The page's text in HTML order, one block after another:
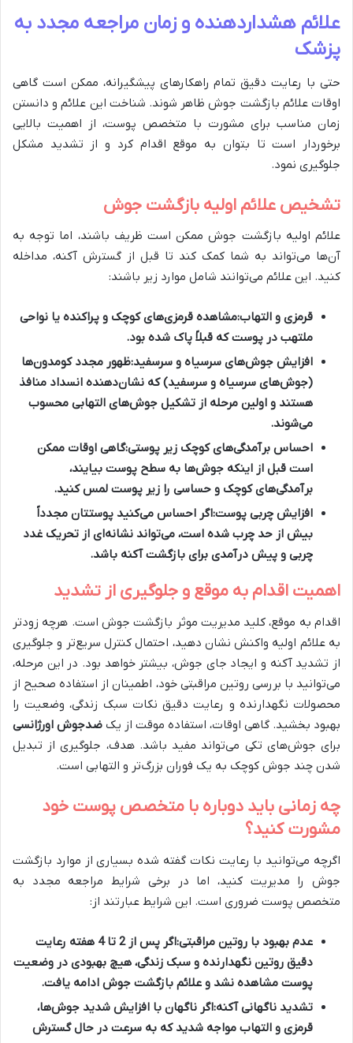
علائم هشداردهنده و زمان مراجعه مجدد به
پزشک
حتی با رعایت دقیق تمام راهکارهای پیشگیرانه، ممکن است گاهی
اوقات علائم بازگشت جوش ظاهر شوند. شناخت این علائم و دانستن
زمان مناسب برای مشورت با متخصص پوست، از اهمیت بالایی
برخوردار است تا بتوان به موقع اقدام کرد و از تشدید مشکل
جلوگیری نمود.
تشخیص علائم اولیه بازگشت جوش
علائم اولیه بازگشت جوش ممکن است ظریف باشند، اما توجه به
آن‌ها می‌تواند به شما کمک کند تا قبل از گسترش آکنه، مداخله
کنید. این علائم می‌توانند شامل موارد زیر باشند:
قرمزی و التهاب:مشاهده قرمزی‌های کوچک و پراکنده یا نواحی
ملتهب در پوست که قبلاً پاک شده بود.
افزایش جوش‌های سرسیاه و سرسفید:ظهور مجدد کومدون‌ها
(جوش‌های سرسیاه و سرسفید) که نشان‌دهنده انسداد منافذ
هستند و اولین مرحله از تشکیل جوش‌های التهابی محسوب
می‌شوند.
احساس برآمدگی‌های کوچک زیر پوستی:گاهی اوقات ممکن
است قبل از اینکه جوش‌ها به سطح پوست بیایند،
برآمدگی‌های کوچک و حساسی را زیر پوست لمس کنید.
افزایش چربی پوست:اگر احساس می‌کنید پوستتان مجدداً
بیش از حد چرب شده است، می‌تواند نشانه‌ای از تحریک غدد
چربی و پیش درآمدی برای بازگشت آکنه باشد.
اهمیت اقدام به موقع و جلوگیری از تشدید
اقدام به موقع، کلید مدیریت موثر بازگشت جوش است. هرچه زودتر
به علائم اولیه واکنش نشان دهید، احتمال کنترل سریع‌تر و جلوگیری
از تشدید آکنه و ایجاد جای جوش، بیشتر خواهد بود. در این مرحله،
می‌توانید با بررسی روتین مراقبتی خود، اطمینان از استفاده صحیح از
محصولات نگهدارنده و رعایت دقیق نکات سبک زندگی، وضعیت را
بهبود بخشید. گاهی اوقات، استفاده موقت از یک ضدجوش اورژانسی
برای جوش‌های تکی می‌تواند مفید باشد. هدف، جلوگیری از تبدیل
شدن چند جوش کوچک به یک فوران بزرگ‌تر و التهابی است.
چه زمانی باید دوباره با متخصص پوست خود
مشورت کنید؟
اگرچه می‌توانید با رعایت نکات گفته شده بسیاری از موارد بازگشت
جوش را مدیریت کنید، اما در برخی شرایط مراجعه مجدد به
متخصص پوست ضروری است. این شرایط عبارتند از:
عدم بهبود با روتین مراقبتی:
اگر پس از 2 تا 4 هفته رعایت
دقیق روتین نگهدارنده و سبک زندگی، هیچ بهبودی در وضعیت
پوست مشاهده نشد و علائم بازگشت جوش ادامه یافت.
تشدید ناگهانی آکنه:اگر ناگهان با افزایش شدید جوش‌ها،
قرمزی و التهاب مواجه شدید که به سرعت در حال گسترش